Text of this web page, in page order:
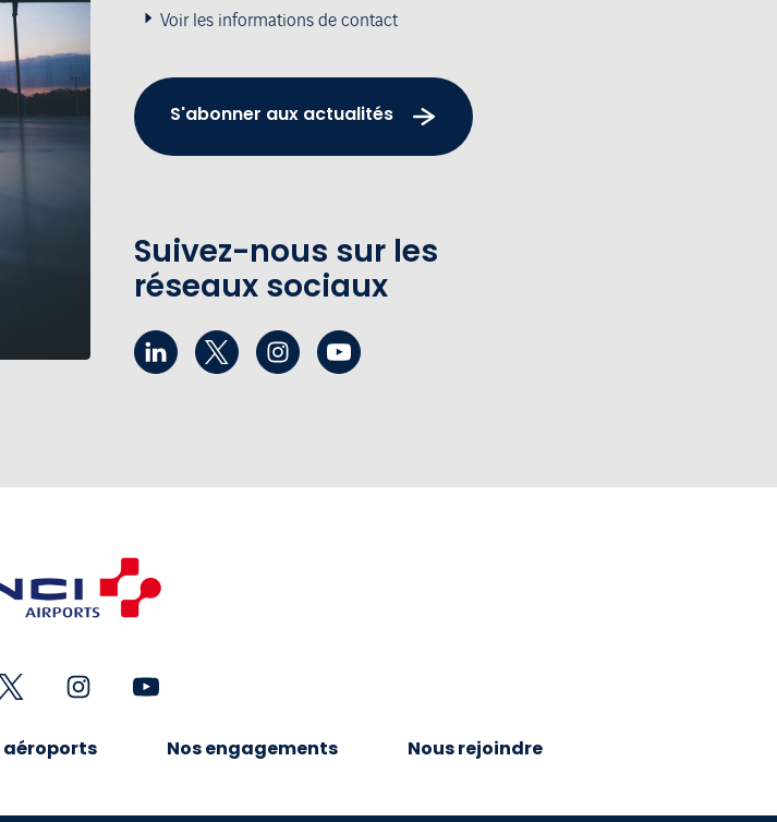
Voir les informations de contact
S'abonner aux actualités
Suivez-nous sur les
réseaux sociaux
aéroports Nos engagements Nous rejoindre